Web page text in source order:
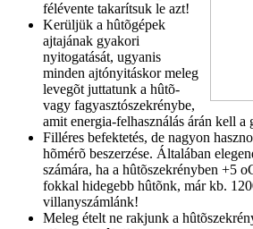
félévente takarítsuk le azt!
Kerüljük a hûtõgépek
ajtajának gyakori
nyitogatását, ugyanis
minden ajtónyitáskor meleg
levegõt juttatunk a hûtõ-
vagy fagyasztószekrénybe,
amit energia-felhasználás árán kell a
Filléres befektetés, de nagyon
hõmérõ beszerzése. Általában
számára, ha a hûtõszekrényben +5
fokkal hidegebb hûtõnk, már kb.
villanyszámlánk!
Meleg ételt ne rakjunk a